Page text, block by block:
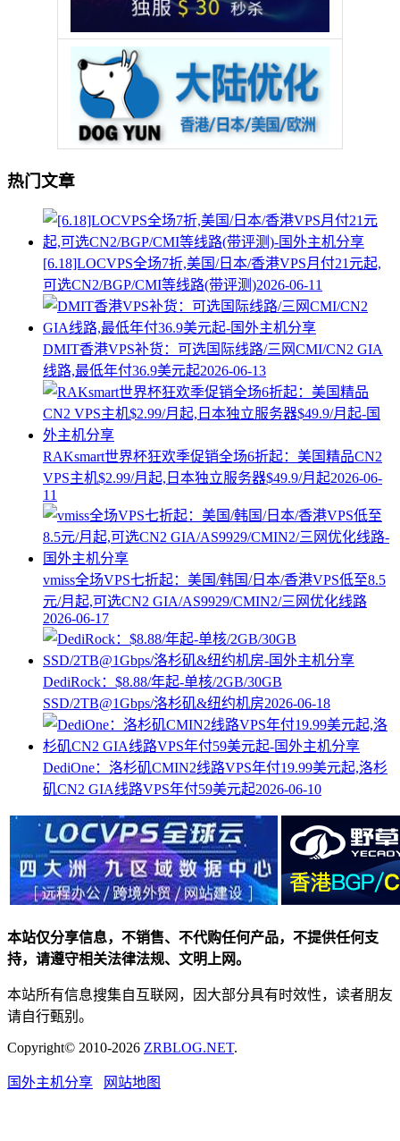
热门文章
[6.18]LOCVPS全场7折,美国/日本/香港VPS月付21元起,
可选CN2/BGP/CMI等线路(带评测)2026-06-11
DMIT香港VPS补货：可选国际线路/三网CMI/CN2 GIA
线路,最低年付36.9美元起2026-06-13
RAKsmart世界杯狂欢季促销全场6折起：美国精品CN2
VPS主机$2.99/月起,日本独立服务器$49.9/月起2026-06-
11
vmiss全场VPS七折起：美国/韩国/日本/香港VPS低至8.5
元/月起,可选CN2 GIA/AS9929/CMIN2/三网优化线路
2026-06-17
DediRock：$8.88/年起-单核/2GB/30GB
SSD/2TB@1Gbps/洛杉矶&纽约机房2026-06-18
DediOne：洛杉矶CMIN2线路VPS年付19.99美元起,洛杉
矶CN2 GIA线路VPS年付59美元起2026-06-10
本站仅分享信息，不销售、不代购任何产品，不提供任何支
持，请遵守相关法律法规、文明上网。
本站所有信息搜集自互联网，因大部分具有时效性，读者朋友
请自行甄别。
Copyright© 2010-2026 ZRBLOG.NET.
国外主机分享 网站地图